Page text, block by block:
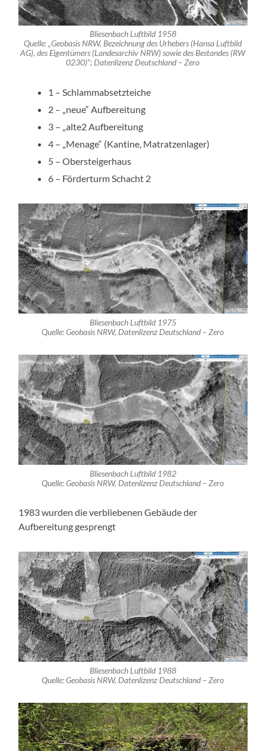
Bliesenbach Luftbild 1958
Quelle: „Geobasis NRW, Bezeichnung des Urhebers (Hansa Luftbild
AG), des Eigentümers (Landesarchiv NRW) sowie des Bestandes (RW
0230)“; Datenlizenz Deutschland – Zero
1 – Schlammabsetzteiche
2 – „neue“ Aufbereitung
3 – „alte2 Aufbereitung
4 – „Menage“ (Kantine, Matratzenlager)
5 – Obersteigerhaus
6 – Förderturm Schacht 2
Bliesenbach Luftbild 1975
Quelle: Geobasis NRW, Datenlizenz Deutschland – Zero
Bliesenbach Luftbild 1982
Quelle: Geobasis NRW, Datenlizenz Deutschland – Zero
1983 wurden die verbliebenen Gebäude der
Aufbereitung gesprengt
Bliesenbach Luftbild 1988
Quelle: Geobasis NRW, Datenlizenz Deutschland – Zero